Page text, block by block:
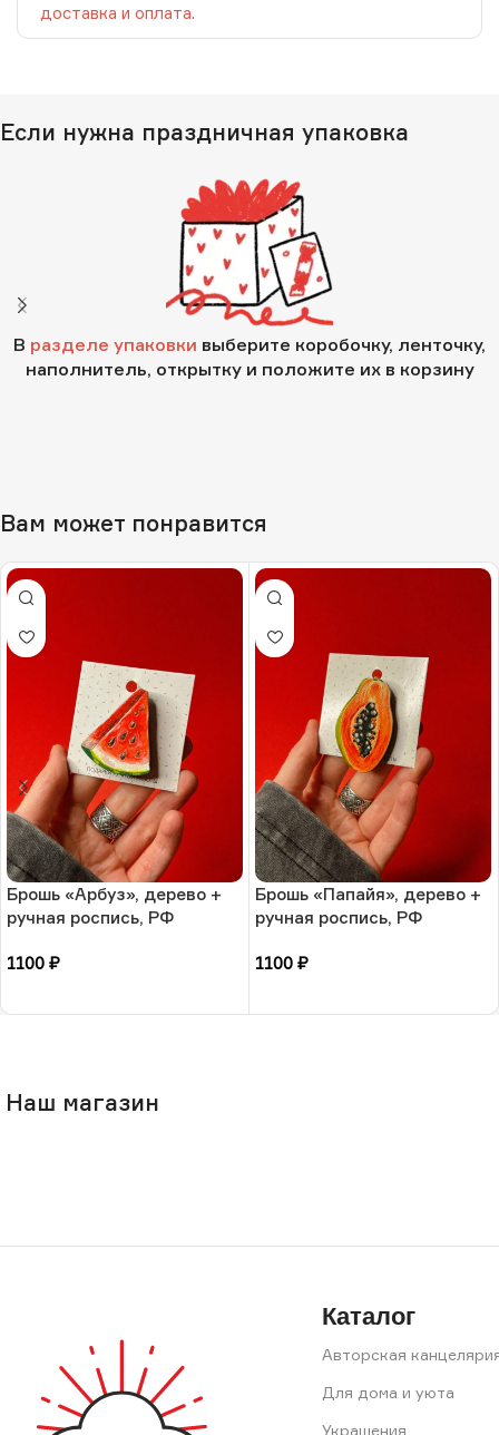
доставка и оплата.
Если нужна праздничная упаковка
В разделе упаковки выберите коробочку, ленточку,
наполнитель, открытку и положите их в корзину
Вам может понравится
Брошь «Арбуз», дерево +
ручная роспись, РФ
1100 ₽
Брошь «Папайя», дерево +
ручная роспись, РФ
1100 ₽
Наш магазин
Каталог
Авторская
Для дома и уюта
Украшения